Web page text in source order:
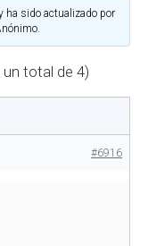
ha sido actualizado por
.
un total de 4)
#6916